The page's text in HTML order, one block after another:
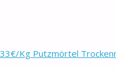
Kg Putzmörtel